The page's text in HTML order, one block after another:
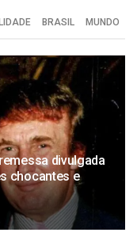
BRASIL MUNDO
divulgada
chocantes e